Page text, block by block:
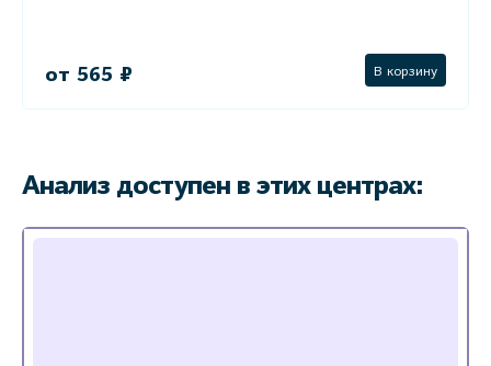
от 565 ₽ В корзину
Анализ доступен в этих центрах: